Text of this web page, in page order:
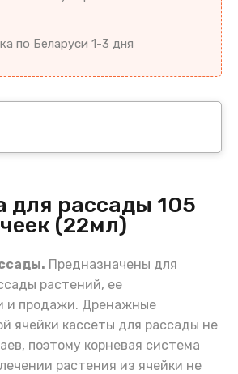
по Беларуси 1-3 дня
для рассады 105
(22мл)
Предназначены для
растений, ее
и продажи. Дренажные
ячейки кассеты для рассады не
поэтому корневая система
растения из ячейки не